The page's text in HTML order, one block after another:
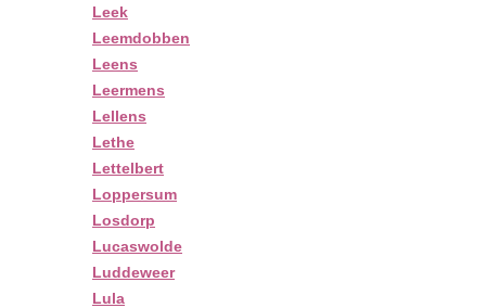
Leek
Leemdobben
Leens
Leermens
Lellens
Lethe
Lettelbert
Loppersum
Losdorp
Lucaswolde
Luddeweer
Lula